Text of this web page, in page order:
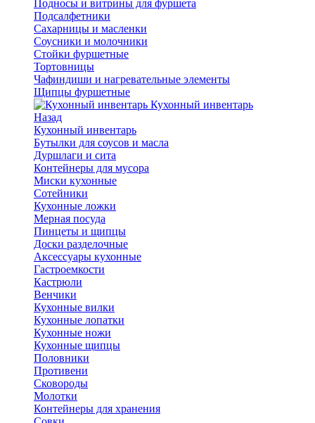
Подносы и витрины для фуршета
Подсалфетники
Сахарницы и масленки
Соусники и молочники
Стойки фуршетные
Тортовницы
Чафиндиши и нагревательные элементы
Щипцы фуршетные
Кухонный инвентарь
Назад
Кухонный инвентарь
Бутылки для соусов и масла
Дуршлаги и сита
Контейнеры для мусора
Миски кухонные
Сотейники
Кухонные ложки
Мерная посуда
Пинцеты и щипцы
Доски разделочные
Аксессуары кухонные
Гастроемкости
Кастрюли
Венчики
Кухонные вилки
Кухонные лопатки
Кухонные ножи
Кухонные щипцы
Половники
Противени
Сковороды
Молотки
Контейнеры для хранения